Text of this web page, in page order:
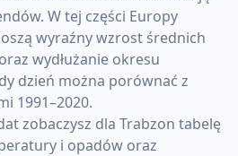
W tej części Europy
wyraźny wzrost średnich
wydłużanie okresu
dzień można porównać z
1991–2020.
zobaczysz dla Trabzon tabelę
i opadów oraz